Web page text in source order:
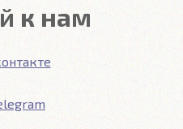
к нам